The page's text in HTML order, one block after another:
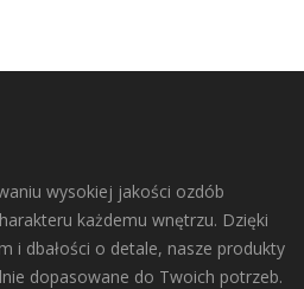
wysokiej jakości ozdób
każdemu wnętrzu. Dzięki
i dbałości o detale, nasze produkty
dopasowane do Twoich potrzeb.